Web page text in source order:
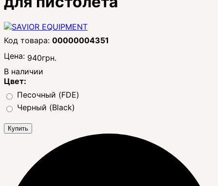
00000004351
Цена: 940грн.
В наличии
Цвет:
Песочный (FDE)
Черный (Black)
Купить